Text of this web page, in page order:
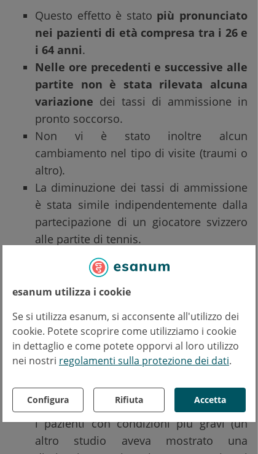
esanum utilizza i cookie
Se si utilizza esanum, si acconsente all'utilizzo dei
cookie. Potete scoprire come utilizziamo i cookie
in dettaglio e come potete opporvi al loro utilizzo
nei nostri regolamenti sulla protezione dei dati.
Configura Rifiuta Accetta
Questo effetto è stato più pronunciato
nei pazienti di età compresa tra i 26 e
i 64 anni.
Nelle ore precedenti e successive alle
partite non è stata rilevata alcuna
variazione dei tassi di ammissione in
pronto soccorso.
Non vi è stato inoltre alcun
cambiamento nel tipo di visite (traumi o
altro).
La diminuzione dei tassi di ammissione
è stata simile indipendentemente dalla
partecipazione di un giocatore svizzero
alle partite di tennis.
Contrariamente a quanto dimostrato in studi
precedenti:
la diminuzione degli accessi ai servizi
d’emergenza durante i grandi eventi
sportivi non è stata compensata da
un aumento nelle ore successive
all'evento
;
la diminuzione ha riguardato soprattutto
i pazienti con condizioni più gravi (un
altro studio aveva mostrato una